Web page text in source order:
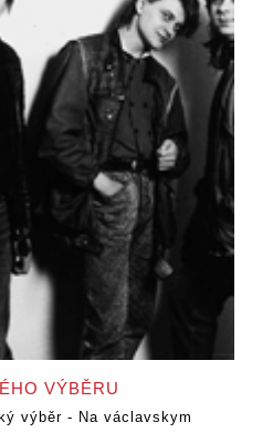
VÝBĚRU
výběr - Na václavskym